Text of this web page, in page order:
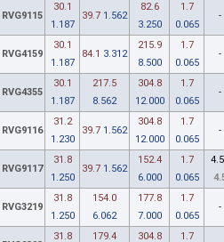
RVG9115
30.1
1.187
39.7 1.562
82.6
3.250
1.7
0.065
-
RVG4159
30.1
1.187
84.1 3.312
215.9
8.500
1.7
0.065
-
RVG4355
30.1
1.187
217.5
8.562
304.8
12.000
1.7
0.065
-
RVG9116
31.2
1.230
39.7 1.562
304.8
12.000
1.7
0.065
-
RVG9117
31.8
1.250
39.7 1.562
152.4
6.000
1.7
0.065
4.5
RVG3219
31.8
1.250
154.0
6.062
177.8
7.000
1.7
0.065
-
31.8
179.4
304.8
1.7